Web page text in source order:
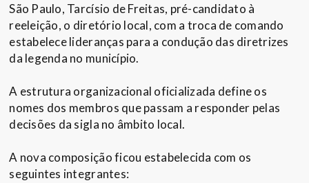
São Paulo, Tarcísio de Freitas, pré-candidato à
reeleição, o diretório local, com a troca de comando
estabelece lideranças para a condução das diretrizes
da legenda no município.
A estrutura organizacional oficializada define os
nomes dos membros que passam a responder pelas
decisões da sigla no âmbito local.
A nova composição ficou estabelecida com os
seguintes integrantes: